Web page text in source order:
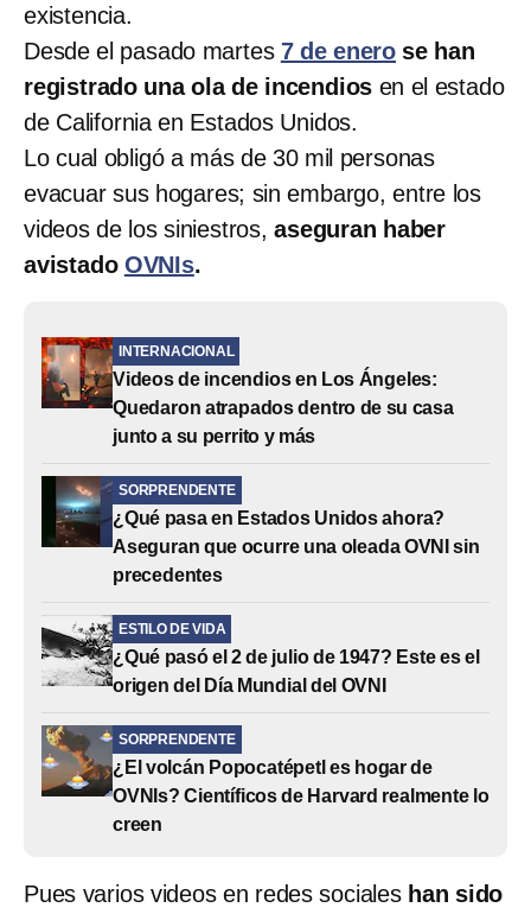
existencia.
Desde el pasado martes 7 de enero se han
registrado una ola de incendios en el estado
de California en Estados Unidos.
Lo cual obligó a más de 30 mil personas
evacuar sus hogares; sin embargo, entre los
videos de los siniestros,aseguran haber
avistado OVNIs.
INTERNACIONAL
Videos de incendios en Los Ángeles:
Quedaron atrapados dentro de su casa
junto a su perrito y más
SORPRENDENTE
¿Qué pasa en Estados Unidos ahora?
Aseguran que ocurre una oleada OVNI sin
precedentes
ESTILO DE VIDA
¿Qué pasó el 2 de julio de 1947? Este es el
origen del Día Mundial del OVNI
SORPRENDENTE
¿El volcán Popocatépetl es hogar de
OVNIs? Científicos de Harvard realmente lo
creen
Pues varios videos en redes sociales han sido